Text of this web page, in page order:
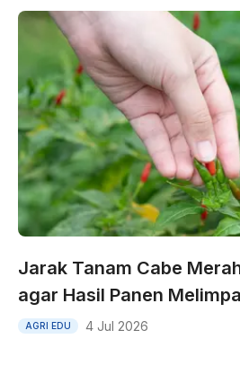
Jarak Tanam Cabe
agar Hasil Panen
AGRI EDU 4 Jul 2026